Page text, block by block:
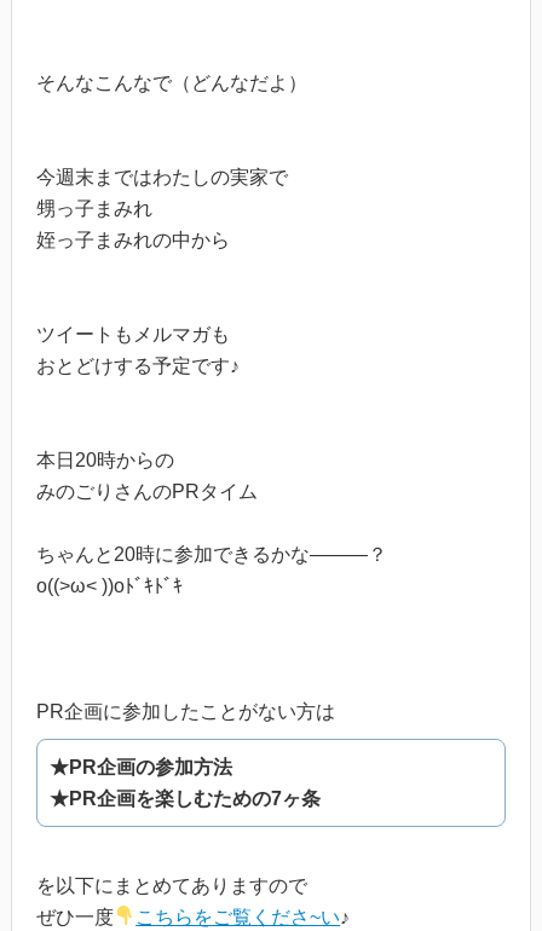
そんなこんなで（どんなだよ）
今週末まではわたしの実家で
甥っ子まみれ
姪っ子まみれの中から
ツイートもメルマガも
おとどけする予定です♪
本日20時からの
みのごりさんのPRタイム
ちゃんと20時に参加できるかな―――？
o((>ω< ))oﾄﾞｷﾄﾞｷ
PR企画に参加したことがない方は
★PR企画の参加方法
★PR企画を楽しむための7ヶ条
を以下にまとめてありますので
ぜひ一度
こちらをご覧くださ~い♪